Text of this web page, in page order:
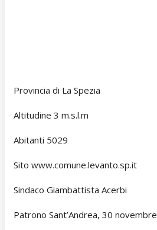
Provincia di La Spezia
Altitudine 3 m.s.l.m
Abitanti 5029
Sito www.comune.levanto.sp.it
Sindaco Giambattista Acerbi
Patrono Sant’Andrea, 30 novembre